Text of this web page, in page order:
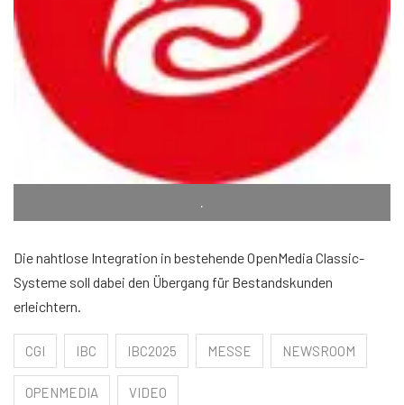
.
Die nahtlose Integration in bestehende OpenMedia Classic-
Systeme soll dabei den Übergang für Bestandskunden
erleichtern.
CGI IBC IBC2025 MESSE NEWSROOM
OPENMEDIA VIDEO